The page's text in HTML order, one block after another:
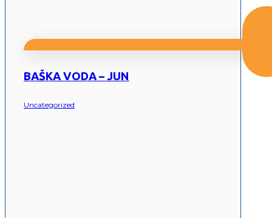
BAŠKA VODA – JUN
Uncategorized